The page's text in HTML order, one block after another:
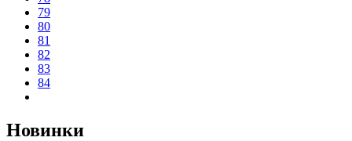
79
80
81
82
83
84
Новинки